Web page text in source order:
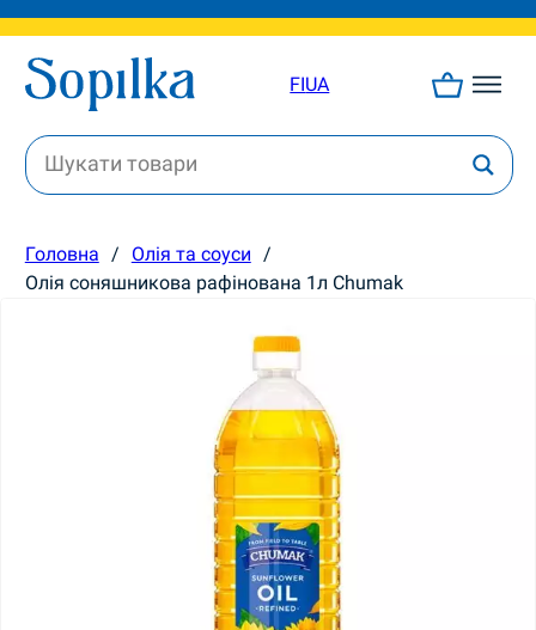
FIUA
Головна / Олія та соуси /
Олія соняшникова рафінована 1л Chumak